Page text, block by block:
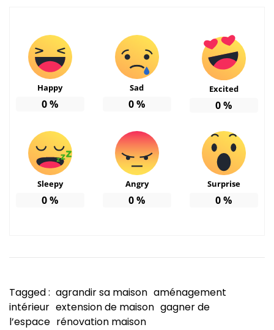
Happy
0%
Sad
0%
Excited
0%
Sleepy
0%
Angry
0%
Surprise
0%
Tagged : agrandir sa maison aménagement
intérieur extension de maison gagner de
l’espace rénovation maison